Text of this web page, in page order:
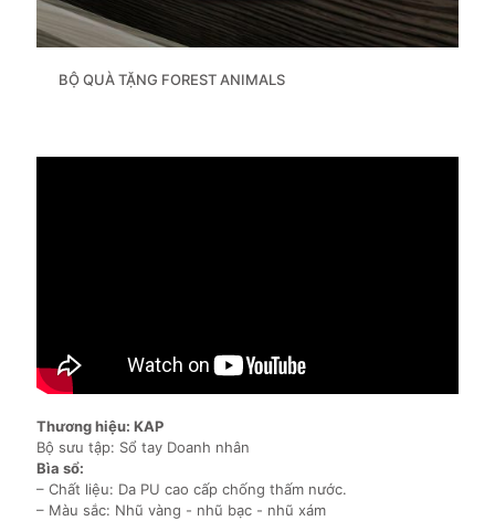
BỘ QUÀ TẶNG FOREST ANIMALS
Thương hiệu: KAP
Bộ sưu tập: Sổ tay Doanh nhân
Bìa sổ:
– Chất liệu: Da PU cao cấp chống thấm nước.
– Màu sắc: Nhũ vàng - nhũ bạc - nhũ xám